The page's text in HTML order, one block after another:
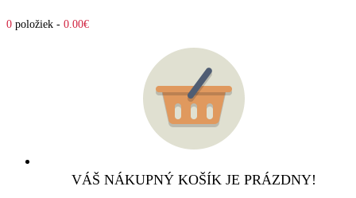
0 položiek - 0.00€
VÁŠ NÁKUPNÝ KOŠÍK JE PRÁZDNY!